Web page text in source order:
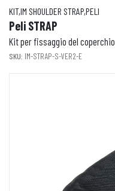
KIT,IM SHOULDER STRAP,PELI
Peli STRAP
Kit per fissaggio del coperchio
SKU: IM-STRAP-S-VER2-E